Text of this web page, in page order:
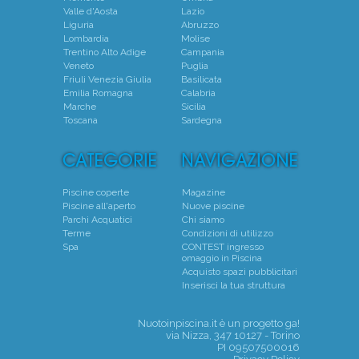
Valle d'Aosta
Liguria
Lombardia
Trentino Alto Adige
Veneto
Friuli Venezia Giulia
Emilia Romagna
Marche
Toscana
Lazio
Abruzzo
Molise
Campania
Puglia
Basilicata
Calabria
Sicilia
Sardegna
Piscine coperte
Piscine all'aperto
Parchi Acquatici
Terme
Spa
Magazine
Nuove piscine
Chi siamo
Condizioni di utilizzo
CONTEST ingresso
omaggio in Piscina
Acquisto spazi pubblicitari
Inserisci la tua struttura
Nuotoinpiscina.it è un progetto ga!
via Nizza, 347 10127 - Torino
PI 09507500016